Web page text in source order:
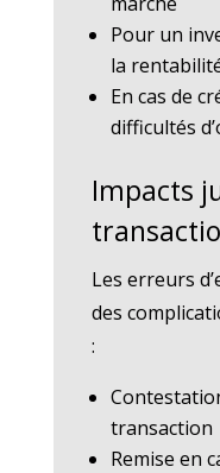
Pour un
la
En cas de
difficultés
Impacts
Les erreurs
des
:
transaction
Remise en